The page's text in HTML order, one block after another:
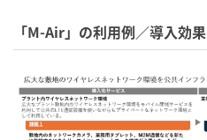
「M-Air」の利用例／導入効果